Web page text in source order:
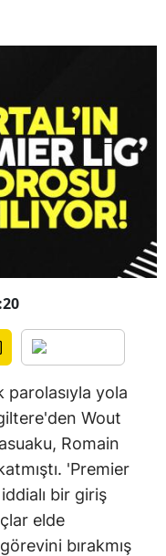
yola
Wout
Romain
'Premier
bir giriş
elde
bırakmış